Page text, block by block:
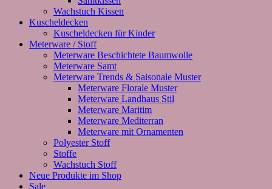
Wachstuch Kissen
Kuscheldecken
Kuscheldecken für Kinder
Meterware / Stoff
Meterware Beschichtete Baumwolle
Meterware Samt
Meterware Trends & Saisonale Muster
Meterware Florale Muster
Meterware Landhaus Stil
Meterware Maritim
Meterware Mediterran
Meterware mit Ornamenten
Polyester Stoff
Stoffe
Wachstuch Stoff
Neue Produkte im Shop
Sale